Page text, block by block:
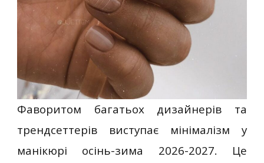
Фаворитом багатьох дизайнерів та
трендсеттерів виступає мінімалізм у
манікюрі осінь-зима 2026-2027. Це